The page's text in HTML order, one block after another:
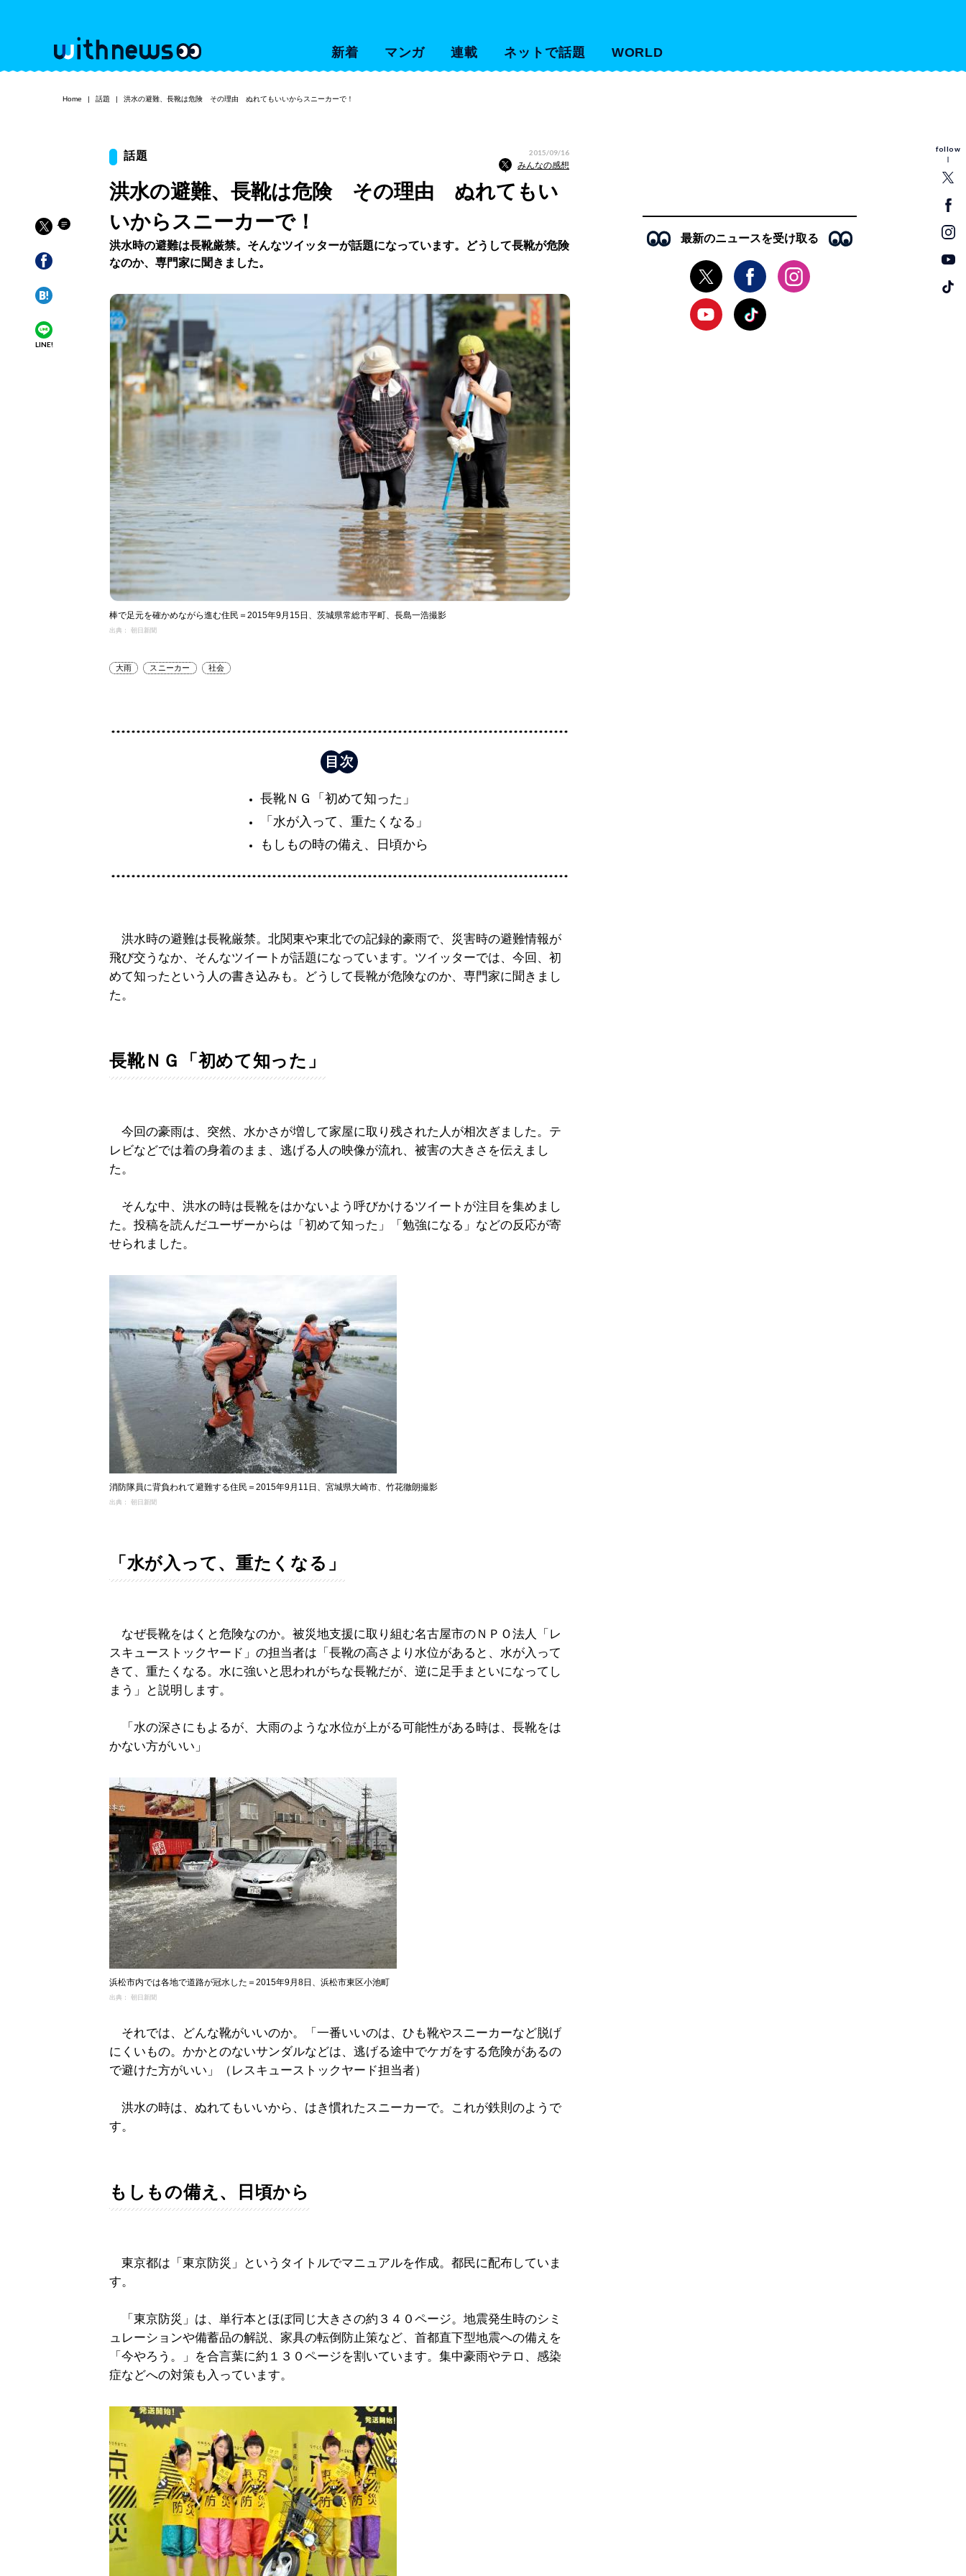
新着 マンガ 連載 ネットで話題 WORLD
follow
Home 話題 洪水の避難、長靴は危険 その理由 ぬれてもいいからスニーカーで！
LINE!
話題 2015/09/16
みんなの感想
洪水の避難、長靴は危険 その理由 ぬれてもい
いからスニーカーで！
洪水時の避難は長靴厳禁。そんなツイッターが話題になっています。どうして長靴が危険
なのか、専門家に聞きました。
棒で足元を確かめながら進む住民＝2015年9月15日、茨城県常総市平町、長島一浩撮影
出典： 朝日新聞
大雨 スニーカー 社会
長靴ＮＧ「初めて知った」
「水が入って、重たくなる」
もしもの時の備え、日頃から
洪水時の避難は長靴厳禁。北関東や東北での記録的豪雨で、災害時の避難情報が
飛び交うなか、そんなツイートが話題になっています。ツイッターでは、今回、初
めて知ったという人の書き込みも。どうして長靴が危険なのか、専門家に聞きまし
た。
長靴ＮＧ「初めて知った」
今回の豪雨は、突然、水かさが増して家屋に取り残された人が相次ぎました。テ
レビなどでは着の身着のまま、逃げる人の映像が流れ、被害の大きさを伝えまし
た。
そんな中、洪水の時は長靴をはかないよう呼びかけるツイートが注目を集めまし
た。投稿を読んだユーザーからは「初めて知った」「勉強になる」などの反応が寄
せられました。
消防隊員に背負われて避難する住民＝2015年9月11日、宮城県大崎市、竹花徹朗撮影
出典： 朝日新聞
「水が入って、重たくなる」
なぜ長靴をはくと危険なのか。被災地支援に取り組む名古屋市のＮＰＯ法人「レ
スキューストックヤード」の担当者は「長靴の高さより水位があると、水が入って
きて、重たくなる。水に強いと思われがちな長靴だが、逆に足手まといになってし
まう」と説明します。
「水の深さにもよるが、大雨のような水位が上がる可能性がある時は、長靴をは
かない方がいい」
浜松市内では各地で道路が冠水した＝2015年9月8日、浜松市東区小池町
出典： 朝日新聞
それでは、どんな靴がいいのか。「一番いいのは、ひも靴やスニーカーなど脱げ
にくいもの。かかとのないサンダルなどは、逃げる途中でケガをする危険があるの
で避けた方がいい」（レスキューストックヤード担当者）
洪水の時は、ぬれてもいいから、はき慣れたスニーカーで。これが鉄則のようで
す。
もしもの備え、日頃から
東京都は「東京防災」というタイトルでマニュアルを作成。都民に配布していま
す。
「東京防災」は、単行本とほぼ同じ大きさの約３４０ページ。地震発生時のシミ
ュレーションや備蓄品の解説、家具の転倒防止策など、首都直下型地震への備えを
「今やろう。」を合言葉に約１３０ページを割いています。集中豪雨やテロ、感染
症などへの対策も入っています。
最新のニュースを受け取る